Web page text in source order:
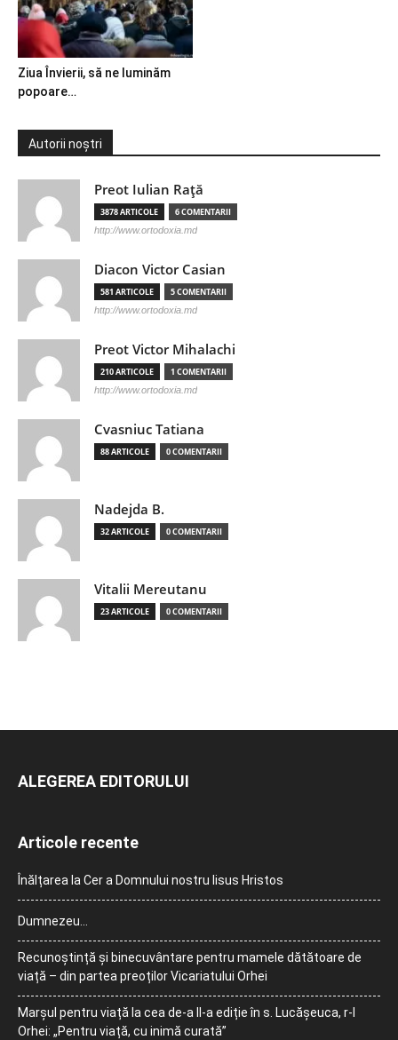
Ziua Învierii, să ne luminăm
popoare…
Autorii noștri
Preot Iulian Raţă
3878 ARTICOLE 6 COMENTARII
http://www.ortodoxia.md
Diacon Victor Casian
581 ARTICOLE 5 COMENTARII
http://www.ortodoxia.md
Preot Victor Mihalachi
210 ARTICOLE 1 COMENTARII
http://www.ortodoxia.md
Cvasniuc Tatiana
88 ARTICOLE 0 COMENTARII
Nadejda B.
32 ARTICOLE 0 COMENTARII
Vitalii Mereutanu
23 ARTICOLE 0 COMENTARII
ALEGEREA EDITORULUI
Articole recente
Înălțarea la Cer a Domnului nostru Iisus Hristos
Dumnezeu…
Recunoștință și binecuvântare pentru mamele dătătoare de
viață – din partea preoților Vicariatului Orhei
Marșul pentru viață la cea de-a II-a ediție în s. Lucășeuca, r-l
Orhei: „Pentru viață, cu inimă curată”